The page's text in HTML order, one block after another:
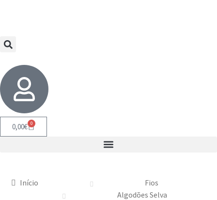
0,00€ 0
Início
Fios
Algodões Selva